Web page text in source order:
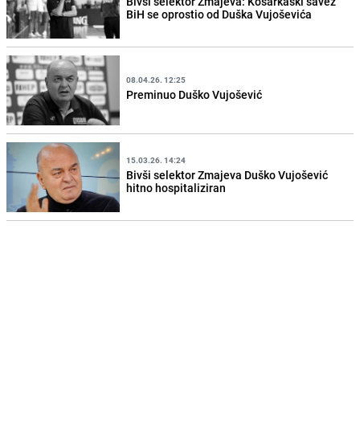
BiH se oprostio od Duška Vujoševića
08.04.26. 12:25
Preminuo Duško Vujošević
15.03.26. 14:24
Bivši selektor Zmajeva Duško Vujošević
hitno hospitaliziran